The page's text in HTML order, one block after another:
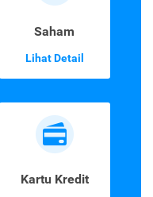
Saham
Lihat Detail
Kartu Kredit